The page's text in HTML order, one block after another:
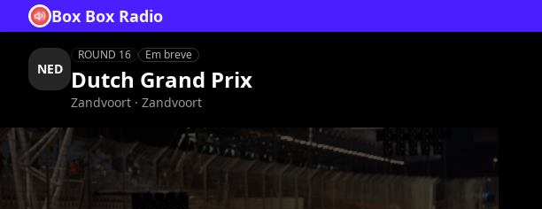
Box Box Radio
NED
ROUND 16 Em breve
Dutch Grand Prix
Zandvoort · Zandvoort